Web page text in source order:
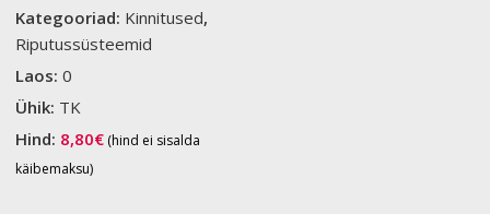
Kategooriad: Kinnitused,
Riputussüsteemid
Laos:0
Ühik: TK
Hind: 8,80€ (hind ei sisalda
käibemaksu)